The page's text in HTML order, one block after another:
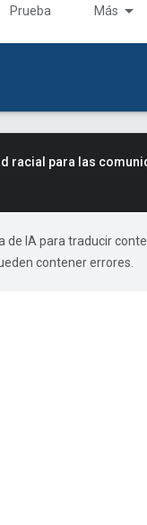
Prueba Más
racial para las
de IA para traducir
contener errores.